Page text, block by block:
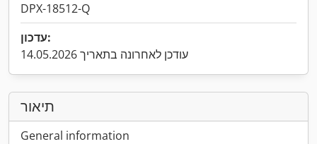
DPX-18512-Q
עדכון:
עודכן לאחרונה בתאריך 14.05.2026
תיאור
General information